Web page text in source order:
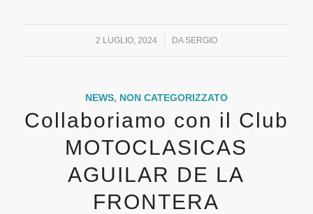
2 LUGLIO, 2024
/ DA SERGIO
NEWS, NON CATEGORIZZATO
Collaboriamo con il Club
MOTOCLASICAS
AGUILAR DE LA
FRONTERA